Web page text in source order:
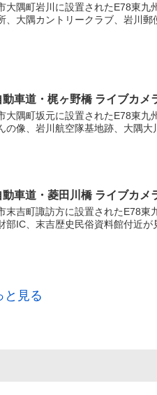
大隅町岩川に設置されたE78東九
、大隅カントリークラブ、岩川
動車道・梶ヶ野橋 ライブカ
大隅町坂元に設置されたE78東
の像、岩川航空隊基地跡、大隅
動車道・菱田川橋 ライブカ
末吉町諏訪方に設置されたE78東
部IC、末吉歴史民俗資料館付近
と見る